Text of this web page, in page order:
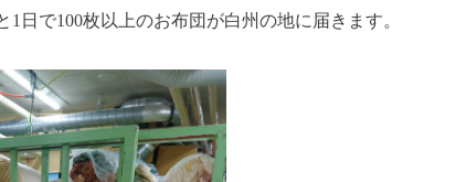
1日で100枚以上のお布団が白州の地に届きます。